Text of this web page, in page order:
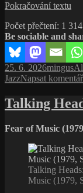
Pokračování textu
a
se
Počet přečtení: 1 314
Be sociable and
Publikováno:
25. 6. 2026Autor:
mingus
JazzNapsat komentář
Talking
Fear of Music
Talking
Music (1979,